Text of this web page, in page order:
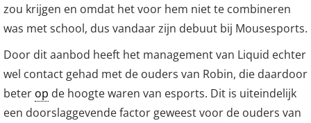
zou krijgen en omdat het voor hem niet te combineren
was met school, dus vandaar zijn debuut bij Mousesports.
Door dit aanbod heeft het management van Liquid echter
wel contact gehad met de ouders van Robin, die daardoor
beter op de hoogte waren van esports. Dit is uiteindelijk
een doorslaggevende factor geweest voor de ouders van